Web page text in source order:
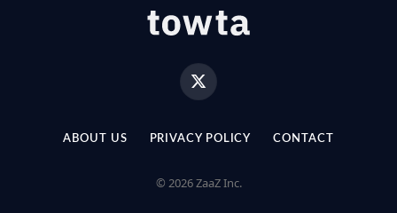
X
(Twitter)
ABOUT US PRIVACY POLICY CONTACT
© 2026 ZaaZ Inc.